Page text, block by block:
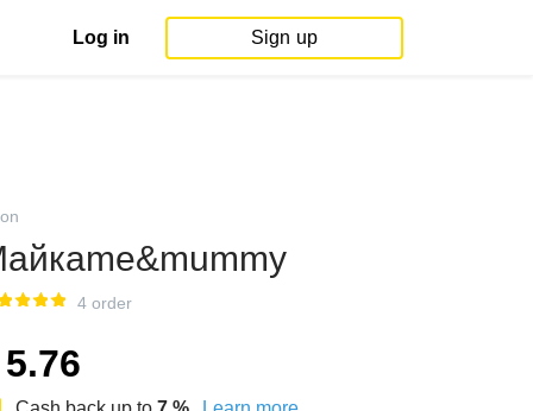
Log in Sign up
4 order
5.76